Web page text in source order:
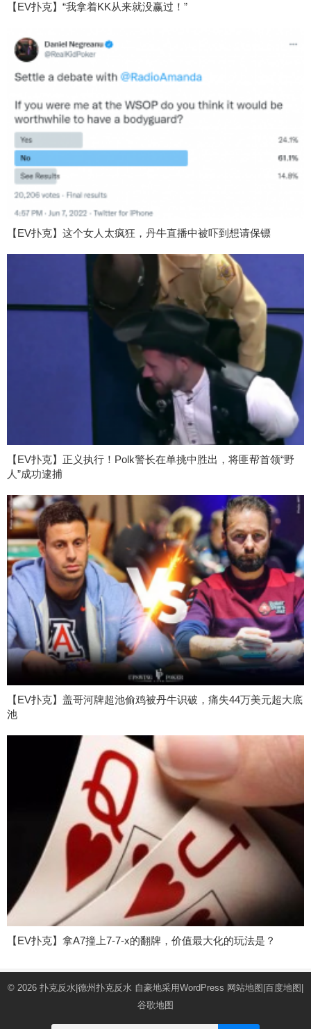
【EV扑克】“我拿着KK从来就没赢过！”
【EV扑克】这个女人太疯狂，丹牛直播中被吓到想请保镖
【EV扑克】正义执行！Polk警长在单挑中胜出，将匪帮首领“野
人”成功逮捕
【EV扑克】盖哥河牌超池偷鸡被丹牛识破，痛失44万美元超大底
池
【EV扑克】拿A7撞上7-7-x的翻牌，价值最大化的玩法是？
© 2026 扑克反水|德州扑克反水 自豪地采用WordPress 网站地图 百度地图
谷歌地图